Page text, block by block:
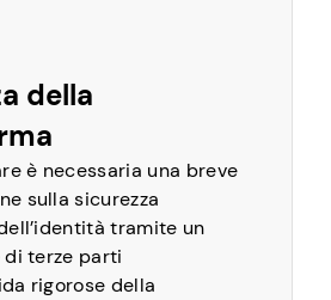
della
è necessaria una breve
sulla sicurezza
tramite un
terze parti
rigorose della